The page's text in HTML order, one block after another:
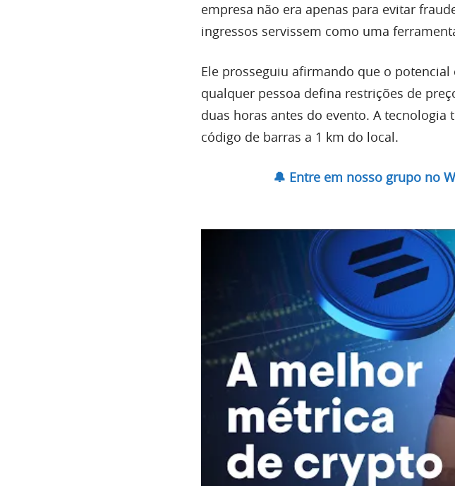
empresa não era apenas para evitar
ingressos servissem como uma
Ele prosseguiu afirmando que o
qualquer pessoa defina restrições de
duas horas antes do evento. A
código de barras a 1 km do local.
🔔 Entre em nosso grupo no